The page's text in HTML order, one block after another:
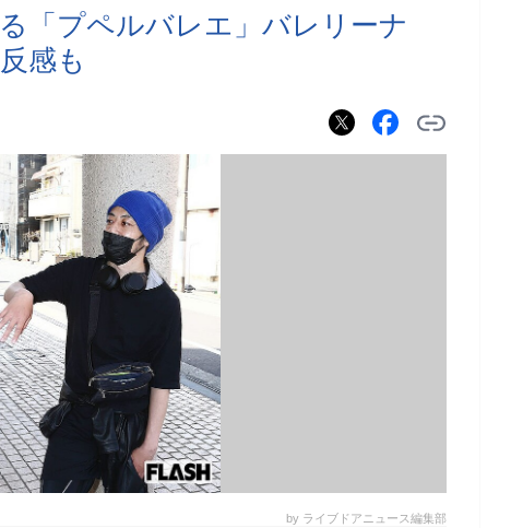
「プペルバレエ」バレリーナ
感も
by ライブドアニュース編集部